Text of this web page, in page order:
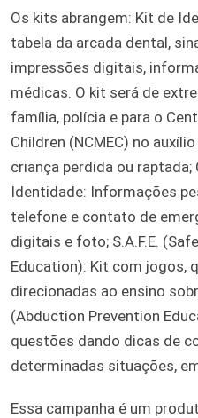
Os kits abrangem: Kit de
tabela da arcada dental,
impressões digitais,
médicas. O kit será de
família, polícia e para o
Children (NCMEC) no
criança perdida ou
Identidade: Informações
telefone e contato de
digitais e foto; S.A.F.E.
Education): Kit com jogos,
direcionadas ao ensino
(Abduction Prevention
questões dando dicas de
determinadas situações,
Essa campanha é um